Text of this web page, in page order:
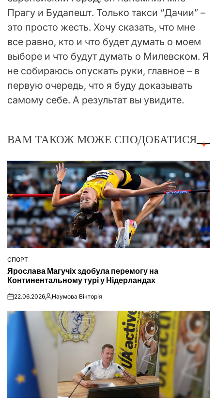
Прагу и Будапешт. Только такси “Дачии” –
это просто жесть. Хочу сказать, что мне
все равно, кто и что будет думать о моем
выборе и что будут думать о Милевском. Я
не собираюсь опускать руки, главное – в
первую очередь, что я буду доказывать
самому себе. А результат вы увидите.
ВАМ ТАКОЖ МОЖЕ СПОДОБАТИСЯ
ОПУБЛІКУВАТИ
У
СПОРТ
Ярослава Магучіх здобула перемогу на
Континентальному турі у Нідерландах
on22.06.2026Опубліковано
Наумова Вікторія